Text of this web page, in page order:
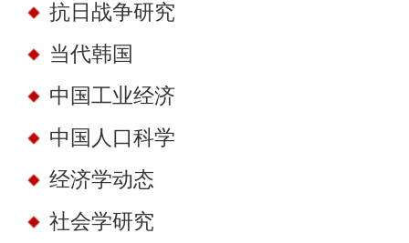
抗日战争研究
当代韩国
中国工业经济
中国人口科学
经济学动态
社会学研究